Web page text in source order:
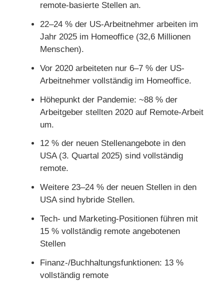
remote-basierte Stellen an.
22–24 % der US-Arbeitnehmer arbeiten im
Jahr 2025 im Homeoffice (32,6 Millionen
Menschen).
Vor 2020 arbeiteten nur 6–7 % der US-
Arbeitnehmer vollständig im Homeoffice.
Höhepunkt der Pandemie: ~88 % der
Arbeitgeber stellten 2020 auf Remote-Arbeit
um.
12 % der neuen Stellenangebote in den
USA (3. Quartal 2025) sind vollständig
remote.
Weitere 23–24 % der neuen Stellen in den
USA sind hybride Stellen.
Tech- und Marketing-Positionen führen mit
15 % vollständig remote angebotenen
Stellen
Finanz-/Buchhaltungsfunktionen: 13 %
vollständig remote